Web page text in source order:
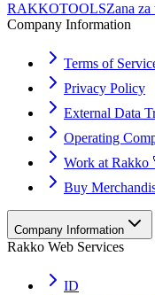
RAKKOTOOLSZana za
Company Information
Terms of
Privacy Policy
External Data
Operating
Work at Rakko
Buy
Company Information
Rakko Web Services
ID